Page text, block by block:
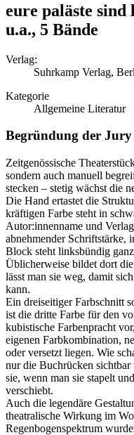
eure paläste sind
u.a., 5 Bände
Verlag:
Suhrkamp Verlag,
Kategorie
Allgemeine Literatur
Begründung der Jury
Zeitgenössische
sondern auch manuell
stecken – stetig wächst die
Die Hand ertastet die
kräftigen Farbe steht in
Autor:innenname und
abnehmender Schriftstärke,
Block steht linksbündig
Üblicherweise bildet dort
lässt man sie weg, damit
kann.
Ein dreiseitiger Farbschnitt
ist die dritte Farbe für den
kubistische Farbenpracht
eigenen Farbkombination,
oder versetzt liegen. Wie
nur die Buchrücken sichtbar
sie, wenn man sie stapelt
verschiebt.
Auch die legendäre
theatralische Wirkung im
Regenbogenspektrum